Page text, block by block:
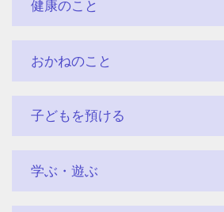
健康のこと
おかねのこと
子どもを預ける
学ぶ・遊ぶ